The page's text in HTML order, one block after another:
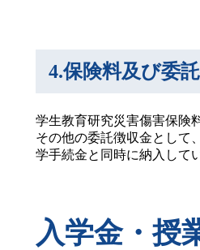
4.保険料及び委
学生教育研究災害傷害保険
その他の委託徴収金として
学手続金と同時に納入して
入学金・授